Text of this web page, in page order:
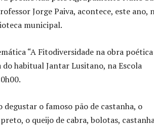
Jorge Paiva, acontece, este ano,
municipal.
“A Fitodiversidade na obra
do habitual Jantar Lusitano, na Escola
o famoso pão de castanha, o
o queijo de cabra, bolotas,